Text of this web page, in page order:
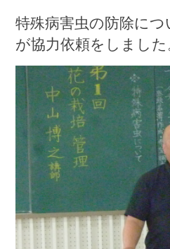
特殊病害虫の防除につ
が協力依頼をしました